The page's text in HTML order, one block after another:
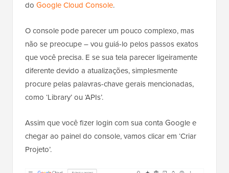
do Google Cloud Console.
O console pode parecer um pouco complexo, mas
não se preocupe – vou guiá-lo pelos passos exatos
que você precisa. E se sua tela parecer ligeiramente
diferente devido a atualizações, simplesmente
procure pelas palavras-chave gerais mencionadas,
como ‘Library’ ou ‘APIs’.
Assim que você fizer login com sua conta Google e
chegar ao painel do console, vamos clicar em ‘Criar
Projeto’.